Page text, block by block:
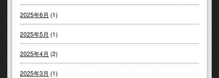
2025年6月 (1)
2025年5月 (1)
2025年4月 (2)
2025年3月 (1)